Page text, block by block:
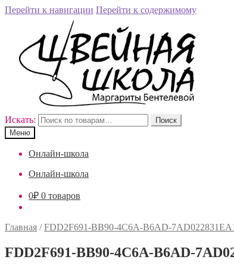
Перейти к навигации Перейти к содержимому
Искать:
Поиск
Меню
Онлайн-школа
Онлайн-школа
0₽ 0 товаров
Главная /FDD2F691-BB90-4C6A-B6AD-
FDD2F691-BB90-4C6A-B6AD-